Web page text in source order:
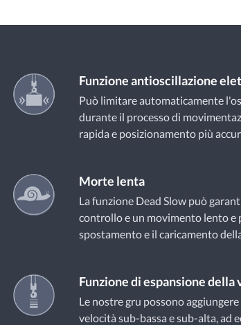
Funzione antioscillazione
Può limitare automaticamente
durante il processo di
rapida e posizionamento più
Morte lenta
La funzione Dead Slow può
controllo e un movimento lento e
spostamento e il caricamento
Funzione di espansione della
Le nostre gru possono
velocità sub-bassa e sub-alta, ad